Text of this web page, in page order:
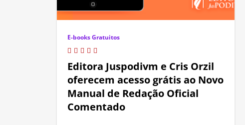
E-books Gratuitos
Editora Juspodivm e Cris Orzil
oferecem acesso grátis ao Novo
Manual de Redação Oficial
Comentado